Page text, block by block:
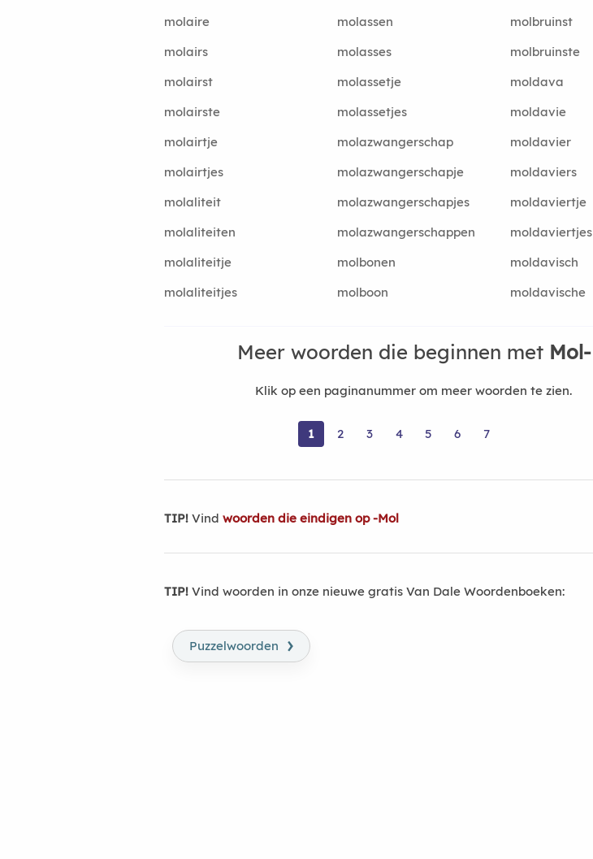
molaire
molassen
molbruinst
molairs
molasses
molbruinste
molairst
molassetje
moldava
molairste
molassetjes
moldavie
molairtje
molazwangerschap
moldavier
molairtjes
molazwangerschapje
moldaviers
molaliteit
molazwangerschapjes
moldaviertje
molaliteiten
molazwangerschappen
moldaviertjes
molaliteitje
molbonen
moldavisch
molaliteitjes
molboon moldavische
Meer woorden die beginnen met Mol-
Klik op een paginanummer om meer woorden te zien.
1 2 3 4 5 6 7
TIP! Vind woorden die eindigen op -Mol
TIP! Vind woorden in onze nieuwe gratis Van Dale Woordenboeken:
Puzzelwoorden ›